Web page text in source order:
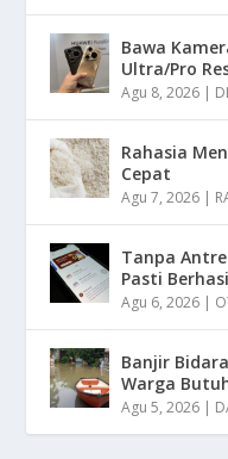
Bawa
Ultra/Pro
Agu 8, 2026 |
Rahasia
Cepat
Agu 7, 2026 |
Tanpa
Pasti
Agu 6, 2026 |
Banjir
Warga
Agu 5, 2026 |